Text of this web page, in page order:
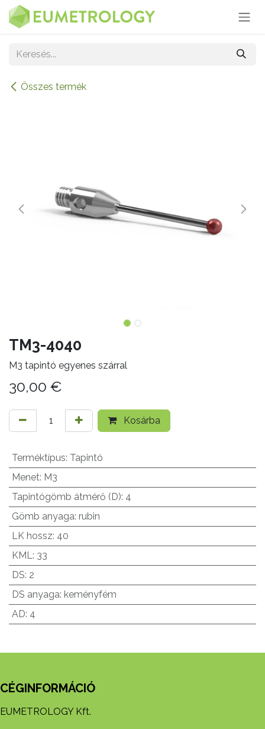
Kihagyás és továbblépés a tartalomhoz
Összes termék
TM3-4040
M3 tapintó egyenes szárral
30,00 €
Kosárba
Terméktípus: Tapintó
Menet: M3
Tapintógömb átmérő (D): 4
Gömb anyaga: rubin
LK hossz: 40
KML: 33
DS: 2
DS anyaga: keményfém
AD: 4
CÉGINFORMÁCIÓ
EUMETROLOGY Kft.